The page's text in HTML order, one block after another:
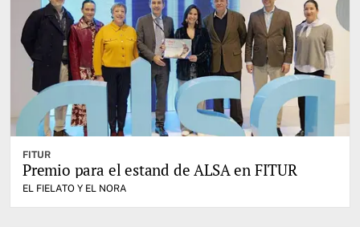
FITUR
Premio para el estand de ALSA en FITUR
EL FIELATO Y EL NORA